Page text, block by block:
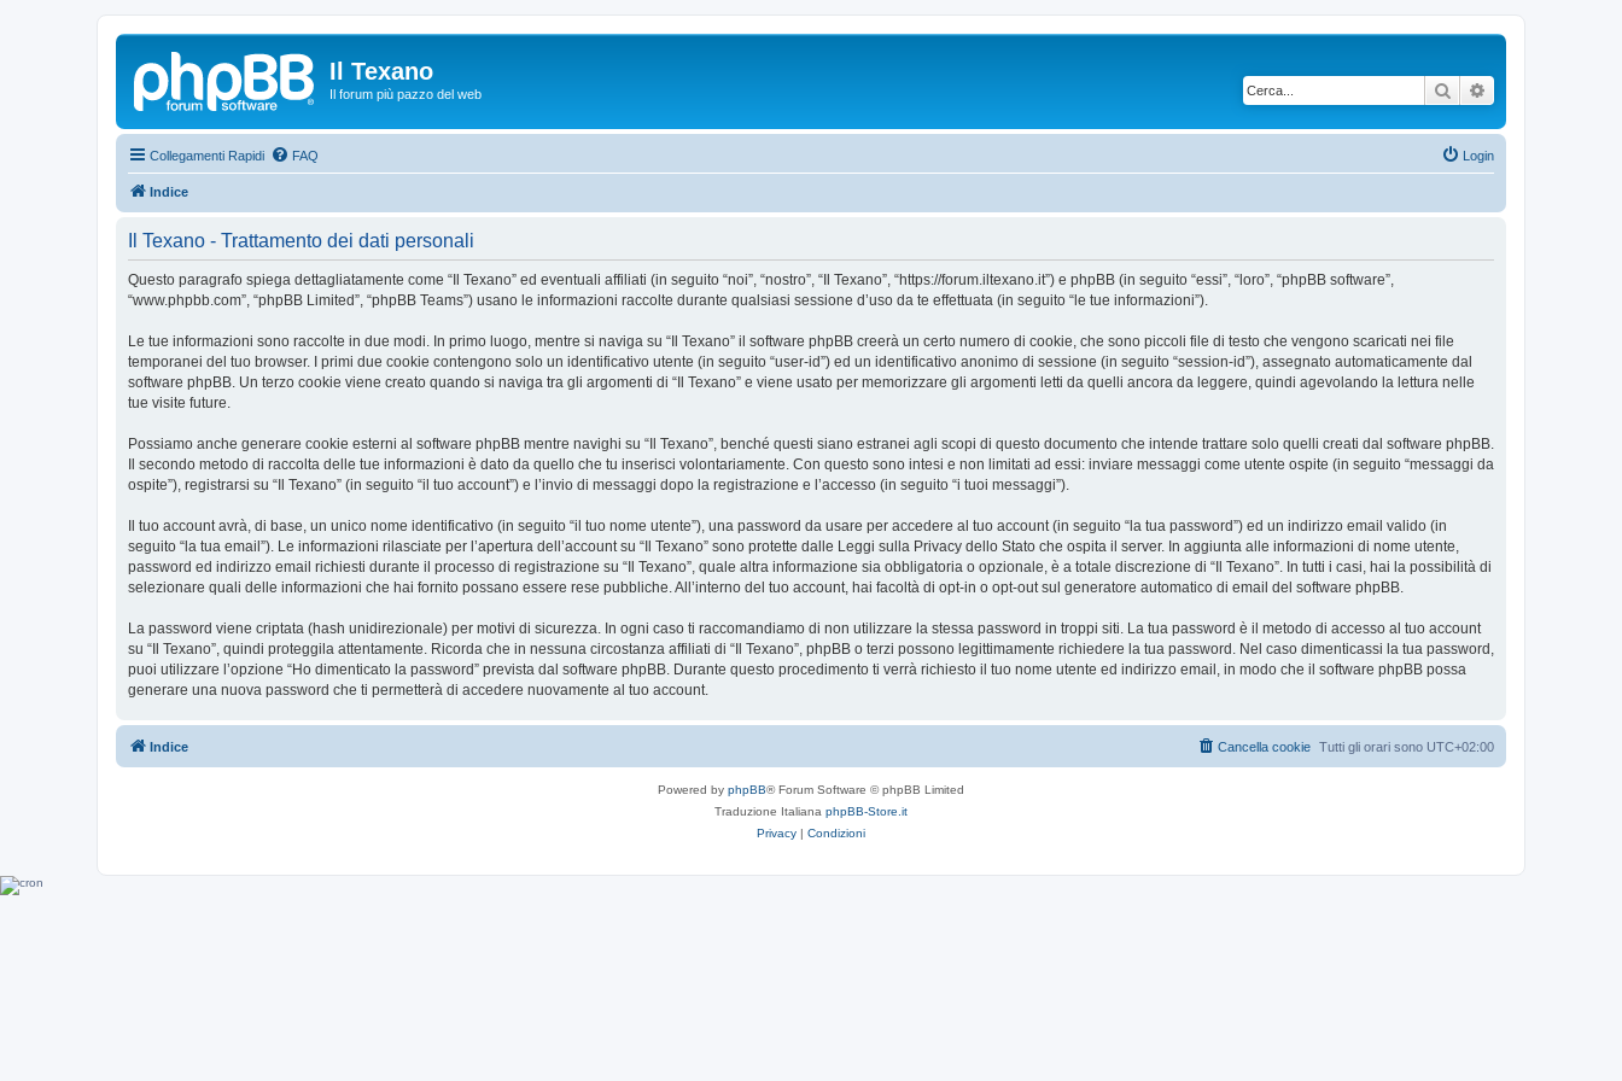
Il Texano
Il forum più pazzo del web Cerca
Collegamenti Rapidi FAQ Login
Indice
Il Texano - Trattamento dei dati personali
Questo paragrafo spiega dettagliatamente come “Il Texano” ed eventuali affiliati (in seguito “noi”, “nostro”, “Il Texano”, “https://forum.iltexano.it”) e phpBB (in seguito “essi”, “loro”, “phpBB software”,
“www.phpbb.com”, “phpBB Limited”, “phpBB Teams”) usano le informazioni raccolte durante qualsiasi sessione d’uso da te effettuata (in seguito “le tue informazioni”).
Le tue informazioni sono raccolte in due modi. In primo luogo, mentre si naviga su “Il Texano” il software phpBB creerà un certo numero di cookie, che sono piccoli file di testo che vengono scaricati nei file
temporanei del tuo browser. I primi due cookie contengono solo un identificativo utente (in seguito “user-id”) ed un identificativo anonimo di sessione (in seguito “session-id”), assegnato automaticamente dal
software phpBB. Un terzo cookie viene creato quando si naviga tra gli argomenti di “Il Texano” e viene usato per memorizzare gli argomenti letti da quelli ancora da leggere, quindi agevolando la lettura nelle
tue visite future.
Possiamo anche generare cookie esterni al software phpBB mentre navighi su “Il Texano”, benché questi siano estranei agli scopi di questo documento che intende trattare solo quelli creati dal software phpBB.
Il secondo metodo di raccolta delle tue informazioni è dato da quello che tu inserisci volontariamente. Con questo sono intesi e non limitati ad essi: inviare messaggi come utente ospite (in seguito “messaggi da
ospite”), registrarsi su “Il Texano” (in seguito “il tuo account”) e l’invio di messaggi dopo la registrazione e l’accesso (in seguito “i tuoi messaggi”).
Il tuo account avrà, di base, un unico nome identificativo (in seguito “il tuo nome utente”), una password da usare per accedere al tuo account (in seguito “la tua password”) ed un indirizzo email valido (in
seguito “la tua email”). Le informazioni rilasciate per l’apertura dell’account su “Il Texano” sono protette dalle Leggi sulla Privacy dello Stato che ospita il server. In aggiunta alle informazioni di nome utente,
password ed indirizzo email richiesti durante il processo di registrazione su “Il Texano”, quale altra informazione sia obbligatoria o opzionale, è a totale discrezione di “Il Texano”. In tutti i casi, hai la possibilità di
selezionare quali delle informazioni che hai fornito possano essere rese pubbliche. All’interno del tuo account, hai facoltà di opt-in o opt-out sul generatore automatico di email del software phpBB.
La password viene criptata (hash unidirezionale) per motivi di sicurezza. In ogni caso ti raccomandiamo di non utilizzare la stessa password in troppi siti. La tua password è il metodo di accesso al tuo account
su “Il Texano”, quindi proteggila attentamente. Ricorda che in nessuna circostanza affiliati di “Il Texano”, phpBB o terzi possono legittimamente richiedere la tua password. Nel caso dimenticassi la tua password,
puoi utilizzare l’opzione “Ho dimenticato la password” prevista dal software phpBB. Durante questo procedimento ti verrà richiesto il tuo nome utente ed indirizzo email, in modo che il software phpBB possa
generare una nuova password che ti permetterà di accedere nuovamente al tuo account.
Indice Tutti gli orari sono UTC+02:00
Cancella cookie
Powered by phpBB® Forum Software © phpBB Limited
Traduzione Italiana phpBB-Store.it
Privacy | Condizioni